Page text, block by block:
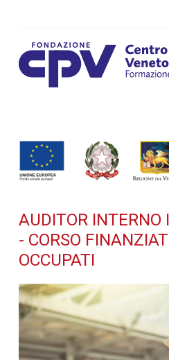
AUDITOR
45001:2018 -
finanziato per
formazione
AUDITOR
- CORSO
OCCUPATI